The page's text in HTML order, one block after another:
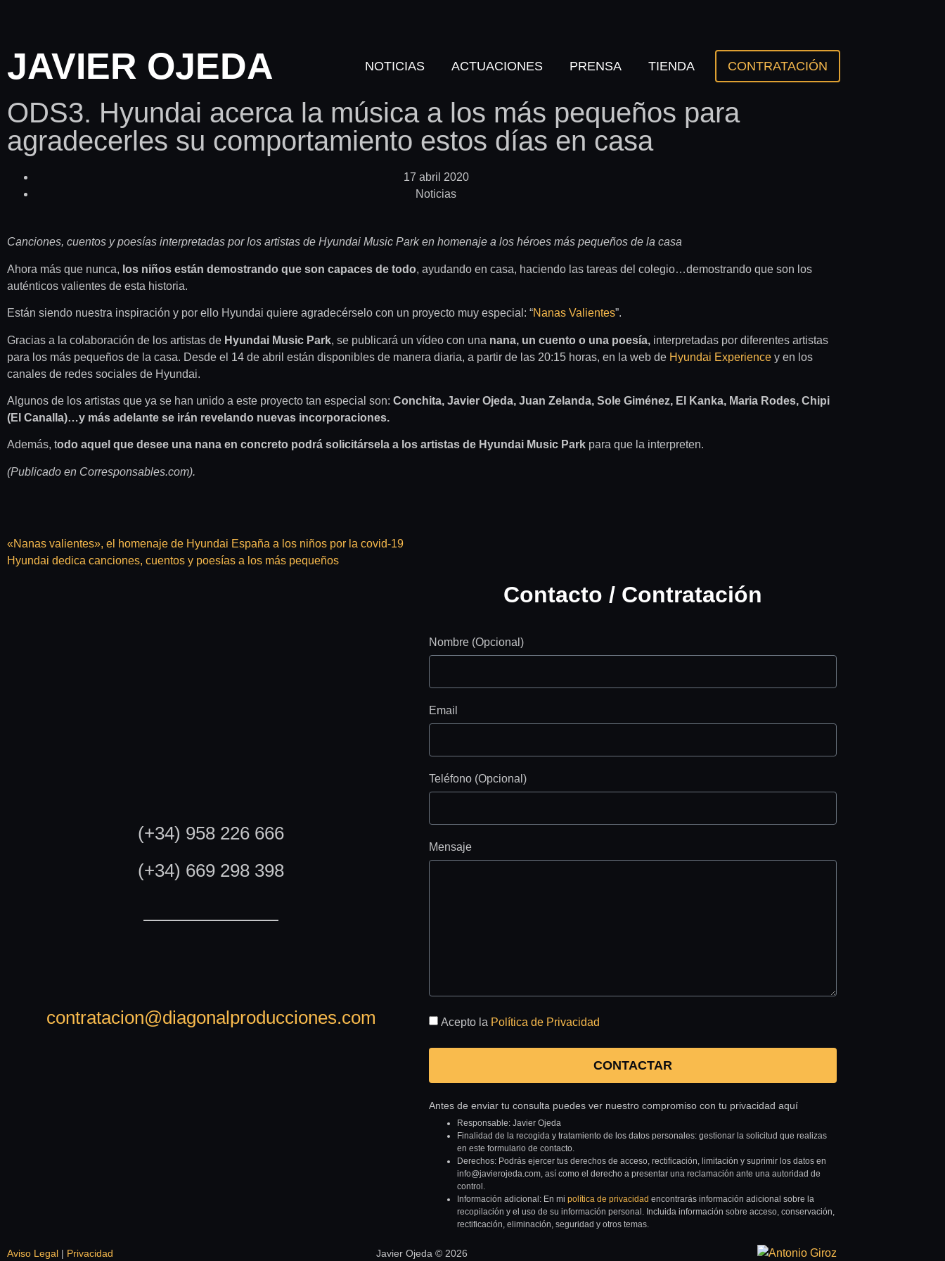
JAVIER OJEDA NOTICIAS ACTUACIONES PRENSA TIENDA CONTRATACIÓN
ODS3. Hyundai acerca la música a los más pequeños para
agradecerles su comportamiento estos días en casa
17 abril 2020
Noticias
Canciones, cuentos y poesías interpretadas por los artistas de Hyundai Music Park en homenaje a los héroes más pequeños de la casa
Ahora más que nunca, los niños están demostrando que son capaces de todo, ayudando en casa, haciendo las tareas del colegio…demostrando que son los
auténticos valientes de esta historia.
Están siendo nuestra inspiración y por ello Hyundai quiere agradecérselo con un proyecto muy especial: “Nanas Valientes”.
Gracias a la colaboración de los artistas de Hyundai Music Park, se publicará un vídeo con una nana, un cuento o una poesía, interpretadas por diferentes artistas
para los más pequeños de la casa. Desde el 14 de abril están disponibles de manera diaria, a partir de las 20:15 horas, en la web de Hyundai Experience y en los
canales de redes sociales de Hyundai.
Algunos de los artistas que ya se han unido a este proyecto tan especial son: Conchita, Javier Ojeda, Juan Zelanda, Sole Giménez, El Kanka, Maria Rodes, Chipi
(El Canalla)…y más adelante se irán revelando nuevas incorporaciones.
Además, todo aquel que desee una nana en concreto podrá solicitársela a los artistas de Hyundai Music Park para que la interpreten.
(Publicado en Corresponsables.com).
«Nanas valientes», el homenaje de Hyundai España a los niños por la covid-19
Hyundai dedica canciones, cuentos y poesías a los más pequeños
(+34) 958 226 666
(+34) 669 298 398
contratacion@diagonalproducciones.com
Contacto / Contratación
Nombre (Opcional)
Email
Teléfono (Opcional)
Mensaje
Acepto la Política de Privacidad
CONTACTAR
Antes de enviar tu consulta puedes ver nuestro compromiso con tu privacidad aquí
Responsable: Javier Ojeda
Finalidad de la recogida y tratamiento de los datos personales: gestionar la solicitud que realizas
en este formulario de contacto.
Derechos: Podrás ejercer tus derechos de acceso, rectificación, limitación y suprimir los datos en
info@javierojeda.com, así como el derecho a presentar una reclamación ante una autoridad de
control.
Información adicional: En mi política de privacidad encontrarás información adicional sobre la
recopilación y el uso de su información personal. Incluida información sobre acceso, conservación,
rectificación, eliminación, seguridad y otros temas.
Aviso Legal | Privacidad Javier Ojeda © 2026